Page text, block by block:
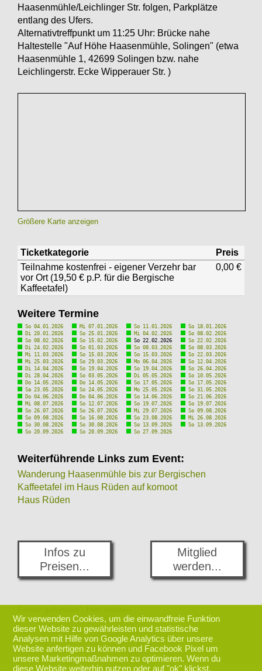
Haasenmühle/Leichlinger Str. folgen, Parkplätze
entlang des Ufers.
Alternativtreffpunkt um 11:25 Uhr: Brücke nahe
Haltestelle "Auf Höhe Haasenmühle, Solingen" (etwa
Haasenmühle 1, 42699 Solingen bzw. nahe
Leichlingerstr. Ecke Wipperauer Str. )
Größere Karte anzeigen
Ticketkategorie
Preis
Teilnahme kostenfrei - eigener Verzehr bar
vor Ort (19,50 € p.P. für die Bergische
Kaffeetafel)
0,00 €
Weitere Termine
So 04.01.2026 Mi 07.01.2026 So 11.01.2026
So 18.01.2026
Di 20.01.2026
So 25.01.2026 Mi 04.02.2026
So 08.02.2026
So 08.02.2026
So 15.02.2026 So 22.02.2026
So 22.02.2026
Di 24.02.2026
So 01.03.2026 So 08.03.2026
So 08.03.2026
Mi 11.03.2026
So 15.03.2026 So 15.03.2026
So 22.03.2026
Mi 25.03.2026
So 29.03.2026 Mo 06.04.2026
So 12.04.2026
Di 14.04.2026
So 19.04.2026 So 19.04.2026
So 26.04.2026
Di 28.04.2026
So 03.05.2026 Di 05.05.2026
So 10.05.2026
Do 14.05.2026
Do 14.05.2026 So 17.05.2026
So 17.05.2026
Sa 23.05.2026
So 24.05.2026 Mo 25.05.2026
So 31.05.2026
Do 04.06.2026
Do 04.06.2026 So 14.06.2026
So 21.06.2026
Mi 08.07.2026
So 12.07.2026 So 19.07.2026
So 19.07.2026
So 26.07.2026
So 26.07.2026 Mi 29.07.2026
So 09.08.2026
So 09.08.2026
So 16.08.2026 So 23.08.2026
Mi 26.08.2026
So 30.08.2026
So 30.08.2026 So 13.09.2026
So 13.09.2026
So 20.09.2026
So 20.09.2026 So 27.09.2026
Weiterführende Links zum Event:
Wanderung Haasenmühle bis zur Bergischen
Kaffeetafel im Haus Rüden auf komoot
Haus Rüden
Infos zu
Preisen...
Mitglied
werden...
zurück nach oben
Wir verwenden Cookies, um die einwandfreie Funktion
dieser Website zu gewährleisten und statistische
Analysen mit Hilfe von Google Analytics über unsere
Website anfertigen zu können und Facebook Pixel um
unsere Marketingmaßnahmen zu optimieren. Wenn du
diese Website weiterhin nutzen oder auf "ok" klickst,